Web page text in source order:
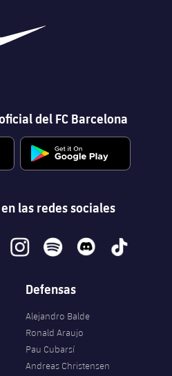
del FC Barcelona
las redes sociales
instagramspotify discord tiktok
Defensas
Alejandro Balde
Ronald Araujo
Pau Cubarsí
Andreas Christensen